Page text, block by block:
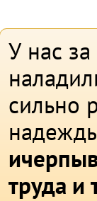
У нас
сильно
труда и